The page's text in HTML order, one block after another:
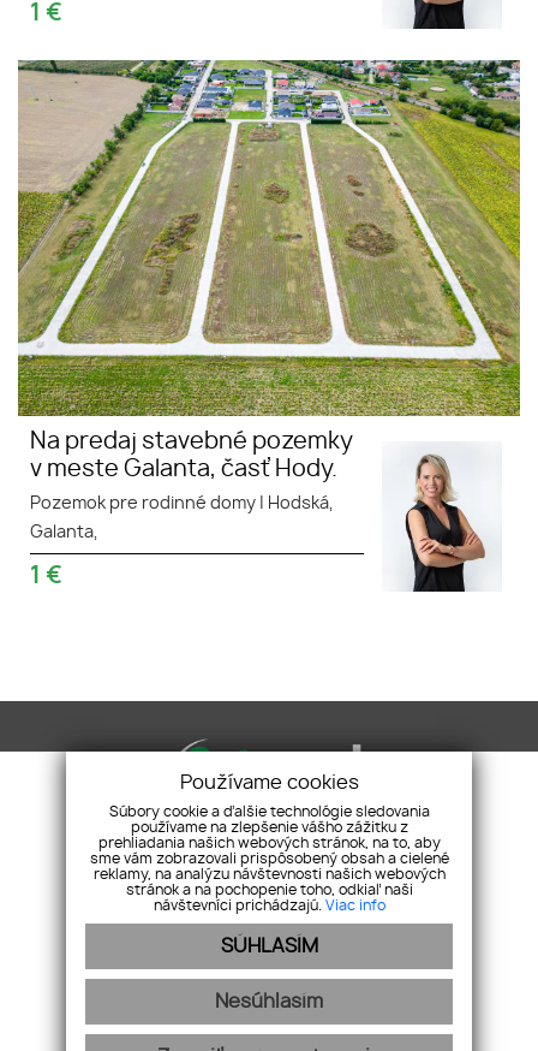
1 €
Na predaj stavebné pozemky v
meste Galanta, časť Hody.
Na predaj stavebné pozemky
v meste Galanta, časť Hody.
Pozemok pre rodinné domy
Hodská,
Galanta,
1 €
Xpert Reality
Galantská cesta 658/2H, 929 01
Dunajská Streda
+421 918 478 312
info@xpertreality.sk
PONÚKNITE NÁM
webex.digital- REALVIA.sk
Používame cookies
Súbory cookie a ďalšie technológie sledovania
používame na zlepšenie vášho zážitku z
prehliadania našich webových stránok, na to, aby
sme vám zobrazovali prispôsobený obsah a cielené
reklamy, na analýzu návštevnosti našich webových
stránok a na pochopenie toho, odkiaľ naši
návštevníci prichádzajú. Viac info
SÚHLASÍM
Nesúhlasím